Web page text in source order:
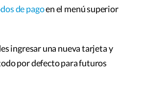
de pagoen el menú superior
ingresar una nueva tarjeta y
por defecto para futuros